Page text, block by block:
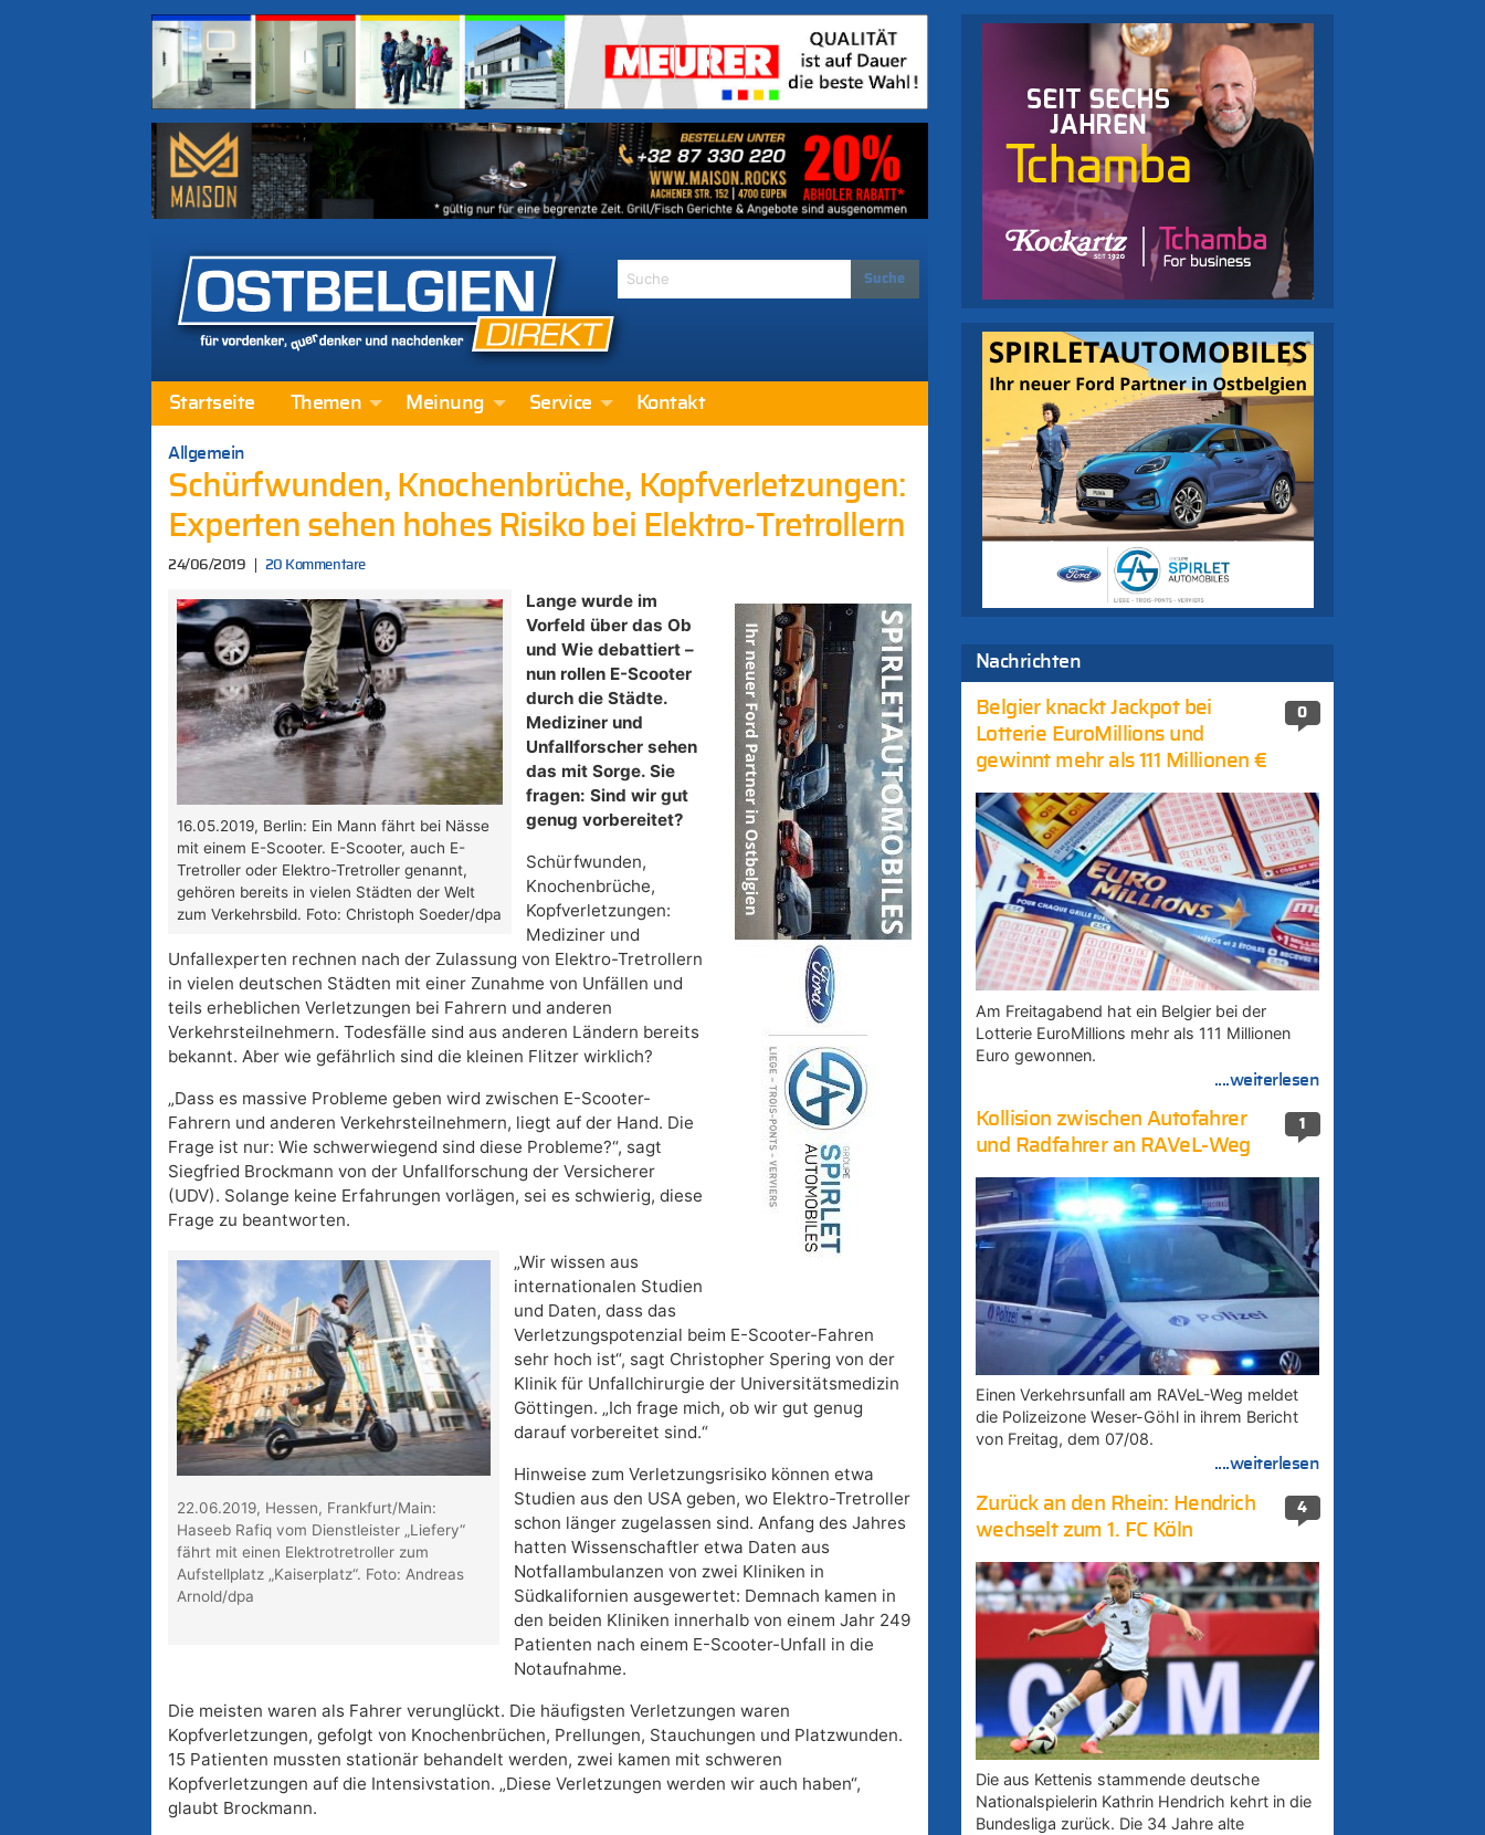
Startseite Themen Meinung Service Kontakt
Allgemein
Schürfwunden, Knochenbrüche, Kopfverletzungen:
Experten sehen hohes Risiko bei Elektro-Tretrollern
24/06/2019 20 Kommentare
16.05.2019, Berlin: Ein Mann fährt bei Nässe
mit einem E-Scooter. E-Scooter, auch E-
Tretroller oder Elektro-Tretroller genannt,
gehören bereits in vielen Städten der Welt
zum Verkehrsbild. Foto: Christoph Soeder/dpa
Lange wurde im
Vorfeld über das Ob
und Wie debattiert –
nun rollen E-Scooter
durch die Städte.
Mediziner und
Unfallforscher sehen
das mit Sorge. Sie
fragen: Sind wir gut
genug vorbereitet?
Schürfwunden,
Knochenbrüche,
Kopfverletzungen:
Mediziner und
Unfallexperten rechnen nach der Zulassung von Elektro-Tretrollern
in vielen deutschen Städten mit einer Zunahme von Unfällen und
teils erheblichen Verletzungen bei Fahrern und anderen
Verkehrsteilnehmern. Todesfälle sind aus anderen Ländern bereits
bekannt. Aber wie gefährlich sind die kleinen Flitzer wirklich?
„Dass es massive Probleme geben wird zwischen E-Scooter-
Fahrern und anderen Verkehrsteilnehmern, liegt auf der Hand. Die
Frage ist nur: Wie schwerwiegend sind diese Probleme?“, sagt
Siegfried Brockmann von der Unfallforschung der Versicherer
(UDV). Solange keine Erfahrungen vorlägen, sei es schwierig, diese
Frage zu beantworten.
22.06.2019, Hessen, Frankfurt/Main:
Haseeb Rafiq vom Dienstleister „Liefery“
fährt mit einen Elektrotretroller zum
Aufstellplatz „Kaiserplatz“. Foto: Andreas
Arnold/dpa
„Wir wissen aus
internationalen Studien
und Daten, dass das
Verletzungspotenzial beim E-Scooter-Fahren
sehr hoch ist“, sagt Christopher Spering von der
Klinik für Unfallchirurgie der Universitätsmedizin
Göttingen. „Ich frage mich, ob wir gut genug
darauf vorbereitet sind.“
Hinweise zum Verletzungsrisiko können etwa
Studien aus den USA geben, wo Elektro-Tretroller
schon länger zugelassen sind. Anfang des Jahres
hatten Wissenschaftler etwa Daten aus
Notfallambulanzen von zwei Kliniken in
Südkalifornien ausgewertet: Demnach kamen in
den beiden Kliniken innerhalb von einem Jahr 249
Patienten nach einem E-Scooter-Unfall in die
Notaufnahme.
Die meisten waren als Fahrer verunglückt. Die häufigsten Verletzungen waren
Kopfverletzungen, gefolgt von Knochenbrüchen, Prellungen, Stauchungen und Platzwunden.
15 Patienten mussten stationär behandelt werden, zwei kamen mit schweren
Kopfverletzungen auf die Intensivstation. „Diese Verletzungen werden wir auch haben“,
glaubt Brockmann.
Nachrichten
0
Belgier knackt Jackpot bei
Lotterie EuroMillions und
gewinnt mehr als 111 Millionen €
Am Freitagabend hat ein Belgier bei der
Lotterie EuroMillions mehr als 111 Millionen
Euro gewonnen.
....weiterlesen
1
Kollision zwischen Autofahrer
und Radfahrer an RAVeL-Weg
Einen Verkehrsunfall am RAVeL-Weg meldet
die Polizeizone Weser-Göhl in ihrem Bericht
von Freitag, dem 07/08.
....weiterlesen
4
Zurück an den Rhein: Hendrich
wechselt zum 1. FC Köln
Die aus Kettenis stammende deutsche
Nationalspielerin Kathrin Hendrich kehrt in die
Bundesliga zurück. Die 34 Jahre alte